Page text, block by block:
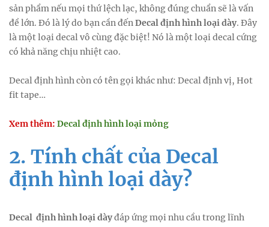
sản phẩm nếu mọi thứ lệch lạc, không đúng chuẩn sẽ là vấn
đề lớn. Đó là lý do bạn cần đếnDecal định hình loại dày. Đây
là một loại decal vô cùng đặc biệt! Nó là một loại decal cứng
có khả năng chịu nhiệt cao.
Decal định hình còn có tên gọi khác như: Decal định vị, Hot
fit tape…
Xem thêm: Decal định hình loại mỏng
2. Tính chất của Decal
định hình loại dày?
Decal định hình loại dàyđáp ứng mọi nhu cầu trong lĩnh